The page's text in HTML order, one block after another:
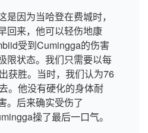
因为当哈登在费城时，
回来，他可以轻伤地康
受到Cumingga的伤害
限状态。我们只需要以每
获胜。当时，我们认为76
。他没有硬化的身体耐
。后来确实受伤了
操了最后一口气。